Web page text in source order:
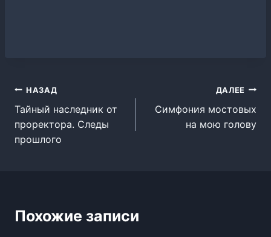
Навигация
по
записям
НАЗАД
Тайный наследник от
проректора. Следы
прошлого
ДАЛЕЕ
Симфония мостовых
на мою голову
Похожие записи